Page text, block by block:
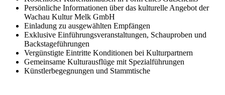
Persönliche Informationen über das kulturelle Angebot der
Wachau Kultur Melk GmbH
Einladung zu ausgewählten Empfängen
Exklusive Einführungsveranstaltungen, Schauproben und
Backstageführungen
Vergünstigte Eintritte Konditionen bei Kulturpartnern
Gemeinsame Kulturausflüge mit Spezialführungen
Künstlerbegegnungen und Stammtische